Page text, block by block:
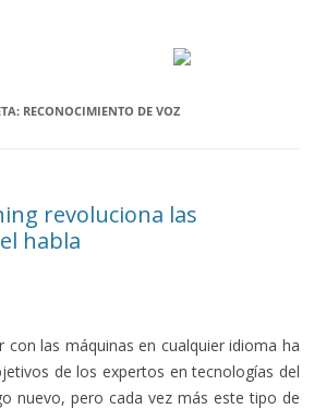
RECONOCIMIENTO DE VOZ
revoluciona las
habla
con las máquinas en cualquier idioma ha
de los expertos en tecnologías del
nuevo, pero cada vez más este tipo de